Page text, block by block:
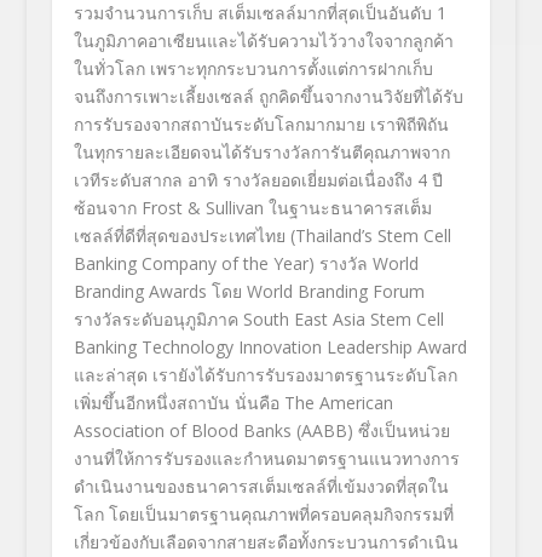
รวมจำนวนการเก็บ สเต็มเซลล์มากที่สุดเป็นอันดับ 1
ในภูมิภาคอาเซียนและได้รับความไว้วางใจจากลูกค้า
ในทั่วโลก เพราะทุกกระบวนการตั้งแต่การฝากเก็บ
จนถึงการเพาะเลี้ยงเซลล์ ถูกคิดขึ้นจากงานวิจัยที่ได้รับ
การรับรองจากสถาบันระดับโลกมากมาย เราพิถีพิถัน
ในทุกรายละเอียดจนได้รับรางวัลการันตีคุณภาพจาก
เวทีระดับสากล อาทิ รางวัลยอดเยี่ยมต่อเนื่องถึง 4 ปี
ซ้อนจาก Frost & Sullivan ในฐานะธนาคารสเต็ม
เซลล์ที่ดีที่สุดของประเทศไทย (Thailand’s Stem Cell
Banking Company of the Year) รางวัล World
Branding Awards โดย World Branding Forum
รางวัลระดับอนุภูมิภาค South East Asia Stem Cell
Banking Technology Innovation Leadership Award
และล่าสุด เรายังได้รับการรับรองมาตรฐานระดับโลก
เพิ่มขึ้นอีกหนึ่งสถาบัน นั่นคือ The American
Association of Blood Banks (AABB) ซึ่งเป็นหน่วย
งานที่ให้การรับรองและกำหนดมาตรฐานแนวทางการ
ดำเนินงานของธนาคารสเต็มเซลล์ที่เข้มงวดที่สุดใน
โลก โดยเป็นมาตรฐานคุณภาพที่ครอบคลุมกิจกรรมที่
เกี่ยวข้องกับเลือดจากสายสะดือทั้งกระบวนการดำเนิน